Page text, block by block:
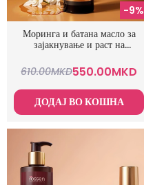
-9%
Моринга и батана масло за
зајакнување и раст на
610.00MKD550.00MKD
ДОДАЈ ВО КОШНА